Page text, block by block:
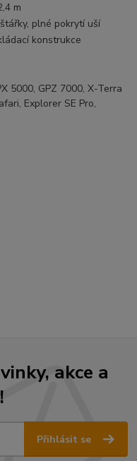
m
plné pokrytí uší
konstrukce
5000, GPZ 7000, X-Terra
Explorer SE Pro,
akce a
Přihlásit se